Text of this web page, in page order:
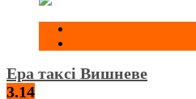
Ера таксі Вишневе
3.14